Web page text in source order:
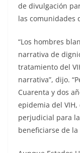
de divulgación
las comunidades
“Los hombres
narrativa de
tratamiento del
narrativa”, dijo.
Cuarenta y dos
epidemia del
perjudicial para
beneficiarse de la